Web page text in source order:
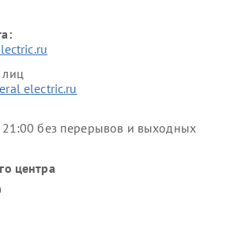
electric.ru
без перерывов и выходных
центра